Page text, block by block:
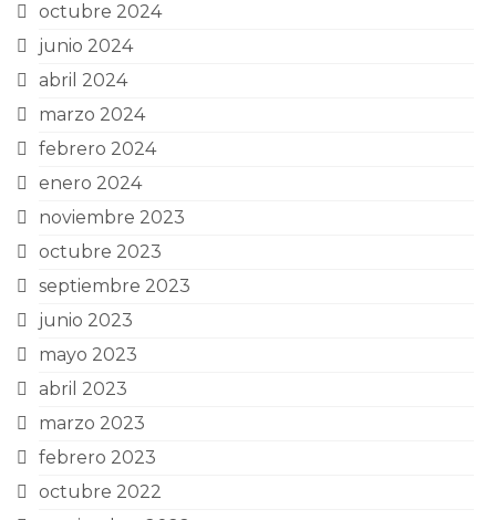
octubre 2024
junio 2024
abril 2024
marzo 2024
febrero 2024
enero 2024
noviembre 2023
octubre 2023
septiembre 2023
junio 2023
mayo 2023
abril 2023
marzo 2023
febrero 2023
octubre 2022